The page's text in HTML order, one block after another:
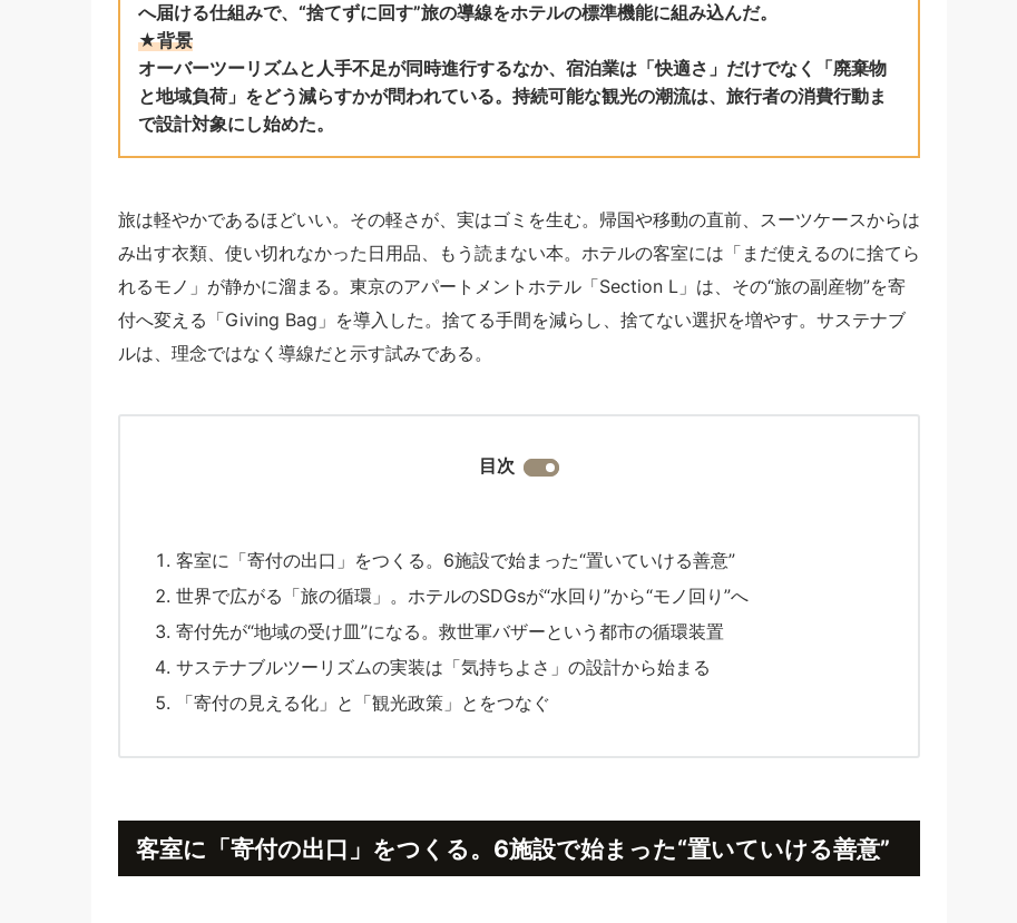
へ届ける仕組みで、“捨てずに回す”旅の導線をホテルの標準機能に組み込んだ。
★背景
オーバーツーリズムと人手不足が同時進行するなか、宿泊業は「快適さ」だけでなく「廃棄物
と地域負荷」をどう減らすかが問われている。持続可能な観光の潮流は、旅行者の消費行動ま
で設計対象にし始めた。
旅は軽やかであるほどいい。その軽さが、実はゴミを生む。帰国や移動の直前、スーツケースからは
み出す衣類、使い切れなかった日用品、もう読まない本。ホテルの客室には「まだ使えるのに捨てら
れるモノ」が静かに溜まる。東京のアパートメントホテル「Section L」は、その“旅の副産物”を寄
付へ変える「Giving Bag」を導入した。捨てる手間を減らし、捨てない選択を増やす。サステナブ
ルは、理念ではなく導線だと示す試みである。
目次
客室に「寄付の出口」をつくる。6施設で始まった“置いていける善意”
世界で広がる「旅の循環」。ホテルのSDGsが“水回り”から“モノ回り”へ
寄付先が“地域の受け皿”になる。救世軍バザーという都市の循環装置
サステナブルツーリズムの実装は「気持ちよさ」の設計から始まる
「寄付の見える化」と「観光政策」とをつなぐ
客室に「寄付の出口」をつくる。6施設で始まった“置いていける善意”